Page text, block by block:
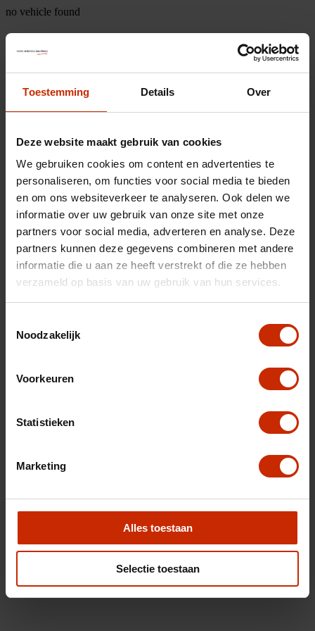
Toestemming Details Over
Deze website maakt gebruik van cookies
We gebruiken cookies om content en advertenties te
personaliseren, om functies voor social media te bieden
en om ons websiteverkeer te analyseren. Ook delen we
informatie over uw gebruik van onze site met onze
partners voor social media, adverteren en analyse. Deze
partners kunnen deze gegevens combineren met andere
informatie die u aan ze heeft verstrekt of die ze hebben
verzameld op basis van uw gebruik van hun services.
Noodzakelijk
Voorkeuren
Statistieken
Marketing
Alles toestaan
Selectie toestaan
no vehicle found